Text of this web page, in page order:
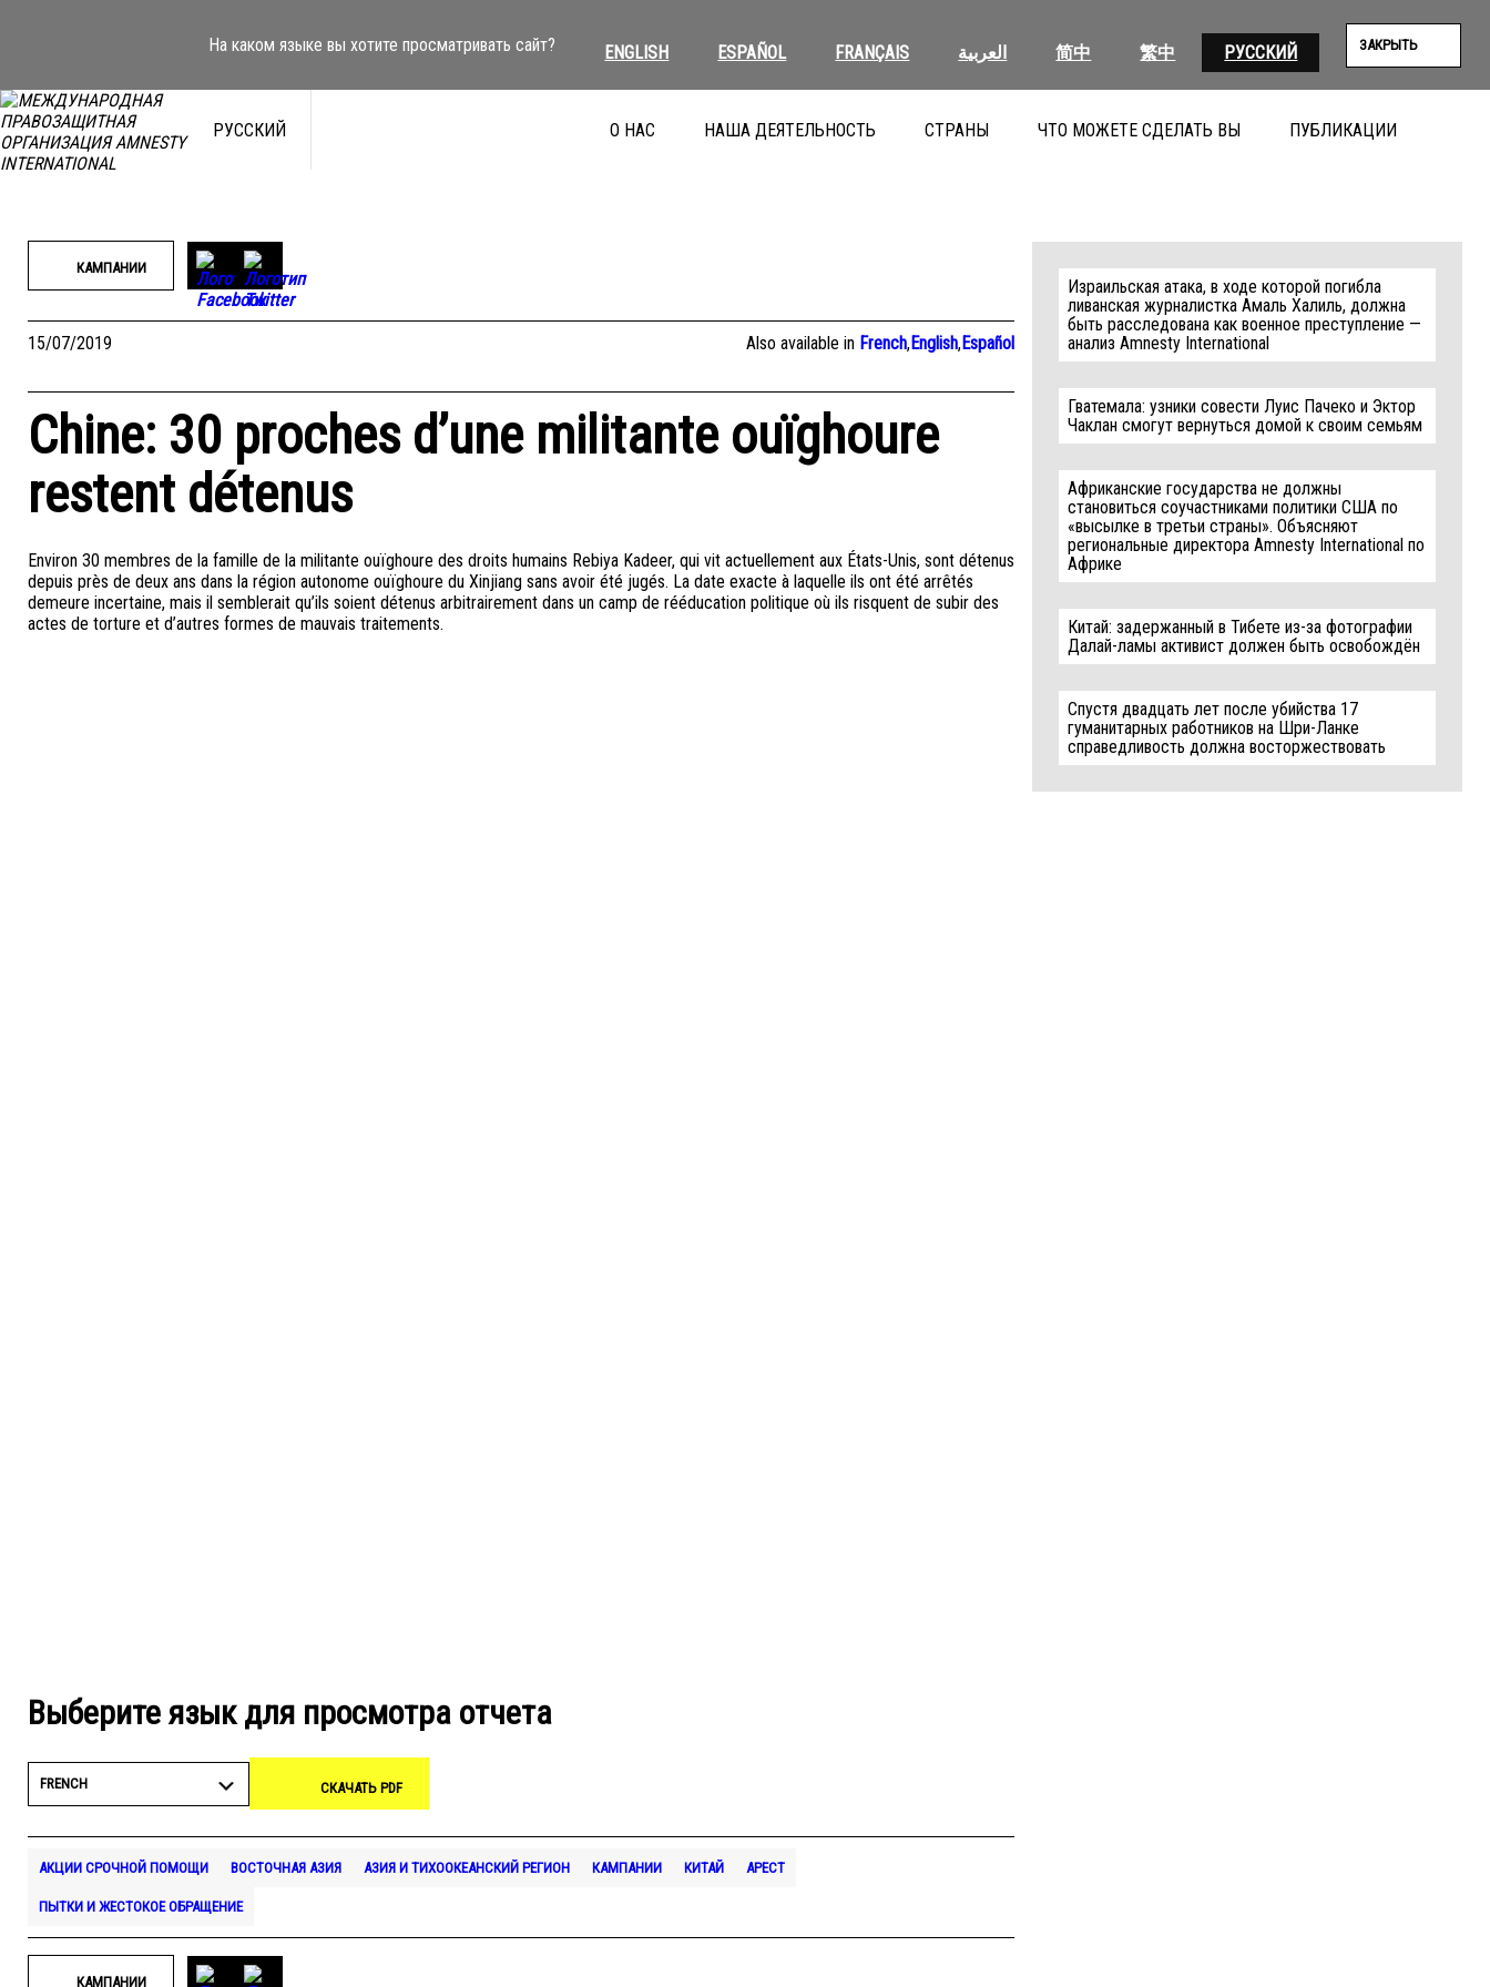
На каком языке вы хотите просматривать сайт? ENGLISH ESPAÑOL FRANÇAIS العربية 简中 繁中 РУССКИЙ ЗАКРЫТЬ
РУССКИЙ О НАС НАША ДЕЯТЕЛЬНОСТЬ СТРАНЫ ЧТО МОЖЕТЕ СДЕЛАТЬ ВЫ ПУБЛИКАЦИИ
КАМПАНИИ
15/07/2019 Also available in French,English,Español
Chine: 30 proches d’une militante ouïghoure
restent détenus
Environ 30 membres de la famille de la militante ouïghoure des droits humains Rebiya Kadeer, qui vit actuellement aux États-Unis, sont détenus
depuis près de deux ans dans la région autonome ouïghoure du Xinjiang sans avoir été jugés. La date exacte à laquelle ils ont été arrêtés
demeure incertaine, mais il semblerait qu’ils soient détenus arbitrairement dans un camp de rééducation politique où ils risquent de subir des
actes de torture et d’autres formes de mauvais traitements.
Выберите язык для просмотра отчета
FRENCH СКАЧАТЬ PDF
АКЦИИ СРОЧНОЙ ПОМОЩИ ВОСТОЧНАЯ АЗИЯ АЗИЯ И ТИХООКЕАНСКИЙ РЕГИОН КАМПАНИИ КИТАЙ АРЕСТ
ПЫТКИ И ЖЕСТОКОЕ ОБРАЩЕНИЕ
КАМПАНИИ
Израильская атака, в ходе которой погибла
ливанская журналистка Амаль Халиль, должна
быть расследована как военное преступление —
анализ Amnesty International
Гватемала: узники совести Луис Пачеко и Эктор
Чаклан смогут вернуться домой к своим семьям
Африканские государства не должны
становиться соучастниками политики США по
«высылке в третьи страны». Объясняют
региональные директора Amnesty International по
Африке
Китай: задержанный в Тибете из-за фотографии
Далай-ламы активист должен быть освобождён
Спустя двадцать лет после убийства 17
гуманитарных работников на Шри-Ланке
справедливость должна восторжествовать